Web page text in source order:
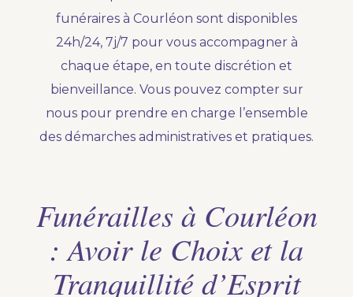
funéraires à Courléon sont disponibles
24h/24, 7j/7 pour vous accompagner à
chaque étape, en toute discrétion et
bienveillance. Vous pouvez compter sur
nous pour prendre en charge l’ensemble
des démarches administratives et pratiques.
Funérailles à Courléon
: Avoir le Choix et la
Tranquillité d’Esprit